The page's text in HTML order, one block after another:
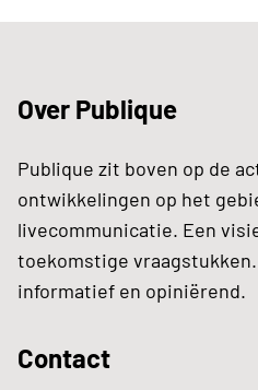
Over Publique
Publique zit boven op de
ontwikkelingen op het
livecommunicatie. Een
toekomstige
informatief en opiniërend.
Contact